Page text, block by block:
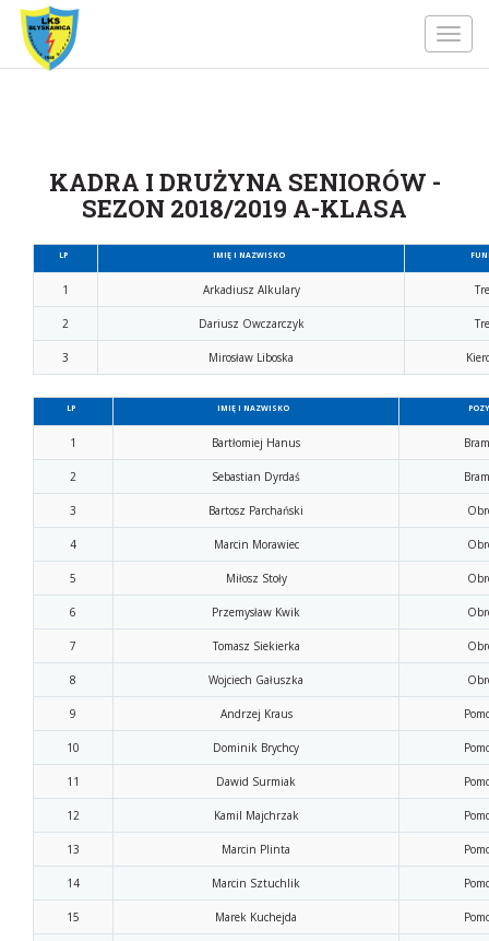
KADRA I DRUŻYNA SENIORÓW -
SEZON 2018/2019 A-KLASA
LP IMIĘ I NAZWISKO
1 Arkadiusz Alkulary
2 Dariusz Owczarczyk
3 Mirosław Liboska
LP IMIĘ I NAZWISKO
1 Bartłomiej Hanus
2 Sebastian Dyrdaś
3 Bartosz Parchański
4 Marcin Morawiec
5 Miłosz Stoły
6 Przemysław Kwik
7 Tomasz Siekierka
8 Wojciech Gałuszka
9 Andrzej Kraus
10 Dominik Brychcy
11 Dawid Surmiak
12 Kamil Majchrzak
13 Marcin Plinta
14 Marcin Sztuchlik
15 Marek Kuchejda